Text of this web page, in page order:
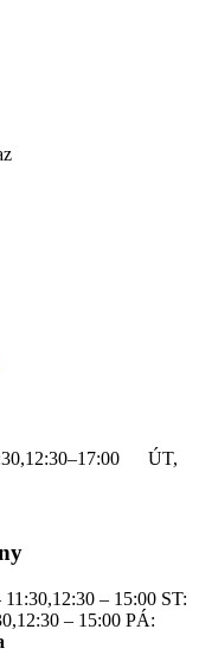
ÚT,
– 15:00 ST:
– 15:00 PÁ: